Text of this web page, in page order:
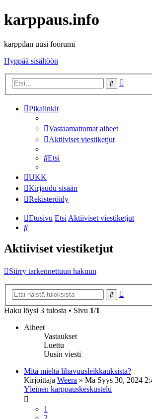
karppaus.info
karppilan uusi foorumi
Hyppää sisältöön
Etsi
Pikalinkit
Vastaamattomat aiheet
Aktiiviset viestiketjut
Etsi
UKK
Kirjaudu sisään
Rekisteröidy
Etusivu EtsiAktiiviset viestiketjut
Etsi
Aktiiviset viestiketjut
Siirry tarkennettuun hakuun
Etsi
Haku löysi 3 tulosta • Sivu 1/1
Aiheet
Vastaukset
Luettu
Uusin viesti
Mitä mieltä lihavuusleikkauksista?
Kirjoittaja Weera » Ma Syys 30, 2024
Yleinen karppauskeskustelu
1